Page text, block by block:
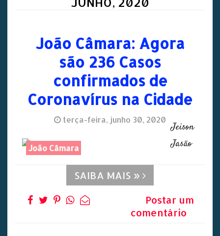
João Câmara: Agora
são 236 Casos
confirmados de
Coronavírus na Cidade
terça-feira, junho 30, 2020
João Câmara
Jeison
Jasão
SAIBA MAIS »
Postar um
comentário